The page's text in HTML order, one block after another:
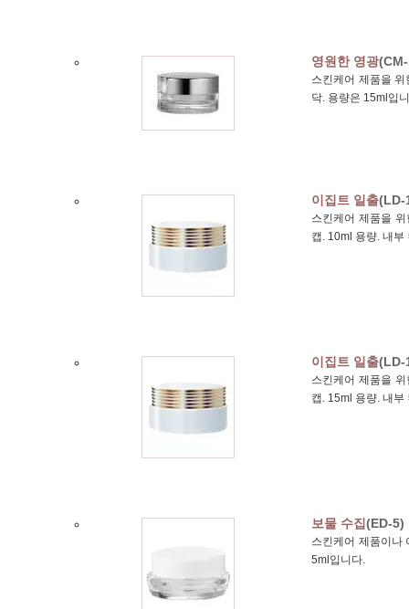
영원한 영광
스킨케어 제품을
닥. 용량은 15ml입
이집트 일출(LD-
스킨케어 제품을
캡. 10ml 용량. 내부
이집트 일출(LD-
스킨케어 제품을
캡. 15ml 용량. 내부
보물 수집(ED-5)
스킨케어 제품이나
5ml입니다.